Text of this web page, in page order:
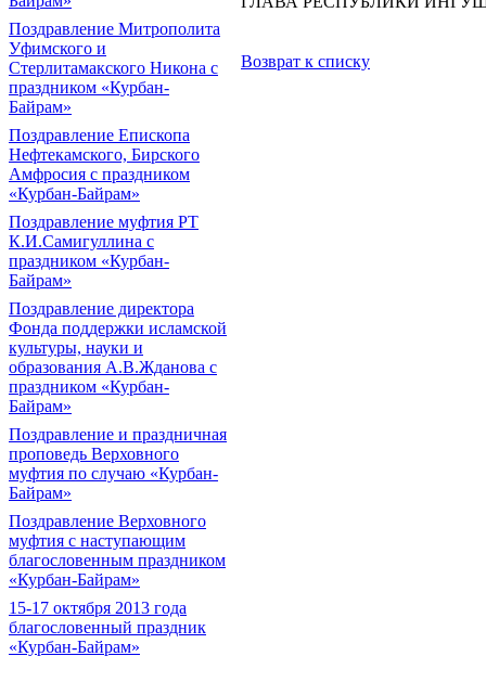
Поздравление Митрополита
Уфимского и
Стерлитамакского Никона с
праздником «Курбан-
Байрам»
Поздравление Епископа
Нефтекамского, Бирского
Амфросия с праздником
«Курбан-Байрам»
Поздравление муфтия РТ
К.И.Самигуллина с
праздником «Курбан-
Байрам»
Поздравление директора
Фонда поддержки исламской
культуры, науки и
образования А.В.Жданова с
праздником «Курбан-
Байрам»
Поздравление и праздничная
проповедь Верховного
муфтия по случаю «Курбан-
Байрам»
Поздравление Верховного
муфтия с наступающим
благословенным праздником
«Курбан-Байрам»
15-17 октября 2013 года
благословенный праздник
«Курбан-Байрам»
Возврат к списку